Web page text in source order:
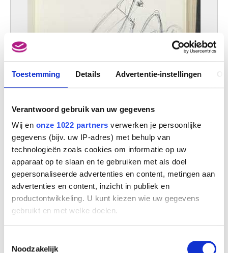
Toestemming Details Advertentie-instellingen
Verantwoord gebruik van uw gegevens
Wij en onze 1022 partners verwerken je persoonlijke
gegevens (bijv. uw IP-adres) met behulp van
technologieën zoals cookies om informatie op uw
apparaat op te slaan en te gebruiken met als doel
gepersonaliseerde advertenties en content, metingen aan
advertenties en content, inzicht in publiek en
productontwikkeling. U kunt kiezen wie uw gegevens
gebruikt en met welke doelen.
Informatie verzamelen over uw geografische
Noodzakelijk
Schetsboek